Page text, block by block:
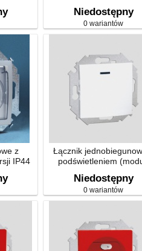
Niedostępny
0 wariantów
z
IP44
Łącznik
podświetleniem
Niedostępny
0 wariantów